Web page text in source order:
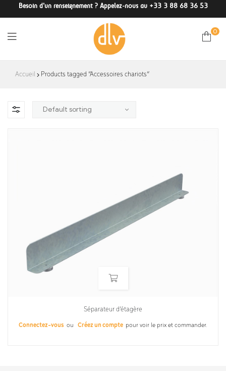
Besoin d'un renseignement ? Appelez-nous au +33 3 88 68 36 53
DLV-
0
Accueil Products tagged “Accessoires chariots”
Séparateur d’étagère
Connectez-vous ou Créez un compte pour voir le prix et commander.